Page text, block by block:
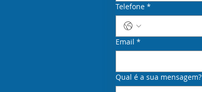
Telefone *
Email *
Qual é a sua mensagem?